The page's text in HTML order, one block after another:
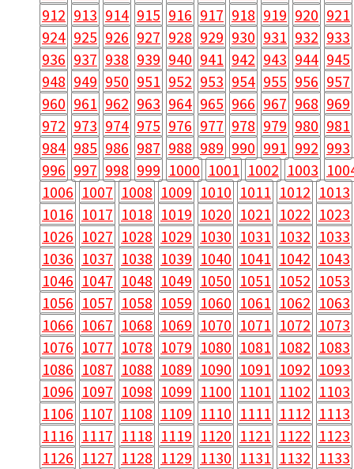
912 913 914 915 916 917 918 919 920 921
924 925 926 927 928 929 930 931 932 933
936 937 938 939 940 941 942 943 944 945
948 949 950 951 952 953 954 955 956 957
960 961 962 963 964 965 966 967 968 969
972 973 974 975 976 977 978 979 980 981
984 985 986 987 988 989 990 991 992 993
996 997 998 999 1000 1001 1002 1003
1006 1007 1008 1009 1010 1011 1012 1013
1016 1017 1018 1019 1020 1021 1022 1023
1026 1027 1028 1029 1030 1031 1032 1033
1036 1037 1038 1039 1040 1041 1042 1043
1046 1047 1048 1049 1050 1051 1052 1053
1056 1057 1058 1059 1060 1061 1062 1063
1066 1067 1068 1069 1070 1071 1072 1073
1076 1077 1078 1079 1080 1081 1082 1083
1086 1087 1088 1089 1090 1091 1092 1093
1096 1097 1098 1099 1100 1101 1102 1103
1106 1107 1108 1109 1110 1111 1112 1113
1116 1117 1118 1119 1120 1121 1122 1123
1126 1127 1128 1129 1130 1131 1132 1133